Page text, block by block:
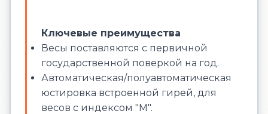
Ключевые преимущества
Весы поставляются с первичной
государственной поверкой на год.
Автоматическая/полуавтоматическая
юстировка встроенной гирей, для
весов с индексом "М".